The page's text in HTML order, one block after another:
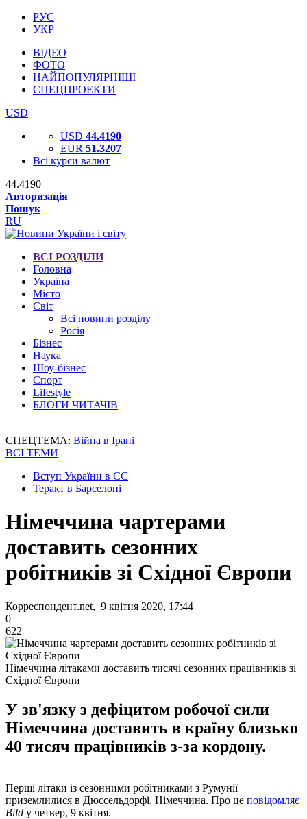
РУС
УКР
ВІДЕО
ФОТО
НАЙПОПУЛЯРНІШІ
СПЕЦПРОЕКТИ
USD
USD 44.4190
EUR 51.3207
Всі курси валют
44.4190
Авторизація
Пошук
RU
ВСІ РОЗДІЛИ
Головна
Україна
Місто
Світ
Всі новини розділу
Росія
Бізнес
Наука
Шоу-бізнес
Спорт
Lifestyle
БЛОГИ ЧИТАЧІВ
СПЕЦТЕМА: Війна в Ірані
ВСІ ТЕМИ
Вступ України в ЄС
Теракт в Барселоні
Німеччина чартерами
доставить сезонних
робітників зі Східної Європи
Корреспондент.net, 9 квітня 2020, 17:44
0
622
Німеччина літаками доставить тисячі сезонних працівників зі
Східної Європи
У зв'язку з дефіцитом робочої сили
Німеччина доставить в країну близько
40 тисяч працівників з-за кордону.
Перші літаки із сезонними робітниками з Румунії
приземлилися в Дюссельдорфі, Німеччина. Про це повідомляє
Bild у четвер, 9 квітня.